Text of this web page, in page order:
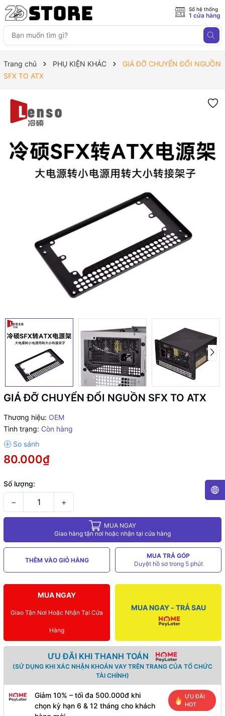
Số hệ thống
1 cửa hàng
Trang chủ PHỤ KIỆN KHÁC
GIÁ ĐỠ CHUYỂN ĐỔI NGUỒN
SFX TO ATX
GIÁ ĐỠ CHUYỂN ĐỔI NGUỒN SFX TO ATX
Thương hiệu: OEM
Tình trạng: Còn hàng
80.000₫
Số lượng:
− +
MUA NGAY
Giao hàng tận nơi hoặc nhận tại cửa hàng
THÊM VÀO GIỎ HÀNG
MUA TRẢ GÓP
Duyệt hồ sơ trong 5 phút
MUA NGAY
Giao Tận Nơi Hoặc Nhận Tại Cửa
Hàng
MUA NGAY - TRẢ SAU
ƯU ĐÃI KHI THANH TOÁN
(SỬ DỤNG KHI XÁC NHẬN KHOẢN VAY TRÊN TRANG CỦA TỔ CHỨC
TÀI CHÍNH)
Giảm 10% – tối đa 500.000đ khi
chọn kỳ hạn 6 & 12 tháng cho khách
ƯU ĐÃI
HOT